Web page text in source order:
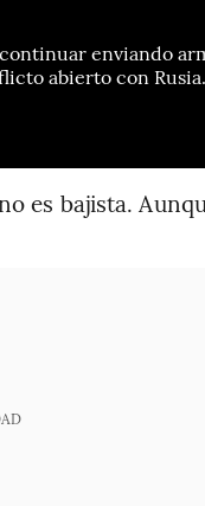
enviando
abierto con Rusia.
es bajista.